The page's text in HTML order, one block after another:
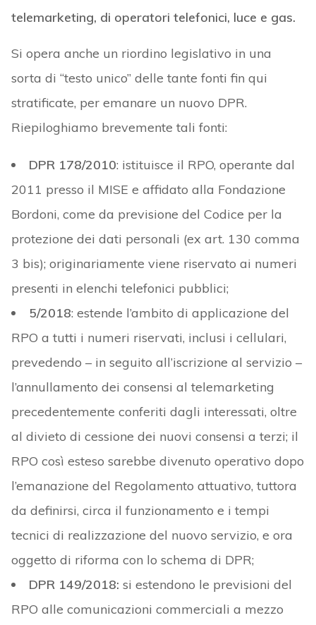
telemarketing, di operatori telefonici, luce e gas.
Si opera anche un riordino legislativo in una
sorta di “testo unico” delle tante fonti fin qui
stratificate, per emanare un nuovo DPR.
Riepiloghiamo brevemente tali fonti:
DPR 178/2010: istituisce il RPO, operante dal
2011 presso il MISE e affidato alla Fondazione
Bordoni, come da previsione del Codice per la
protezione dei dati personali (ex art. 130 comma
3 bis); originariamente viene riservato ai numeri
presenti in elenchi telefonici pubblici;
5/2018: estende l’ambito di applicazione del
RPO a tutti i numeri riservati, inclusi i cellulari,
prevedendo – in seguito all’iscrizione al servizio –
l’annullamento dei consensi al telemarketing
precedentemente conferiti dagli interessati, oltre
al divieto di cessione dei nuovi consensi a terzi; il
RPO così esteso sarebbe divenuto operativo dopo
l’emanazione del Regolamento attuativo, tuttora
da definirsi, circa il funzionamento e i tempi
tecnici di realizzazione del nuovo servizio, e ora
oggetto di riforma con lo schema di DPR;
DPR 149/2018: si estendono le previsioni del
RPO alle comunicazioni commerciali a mezzo